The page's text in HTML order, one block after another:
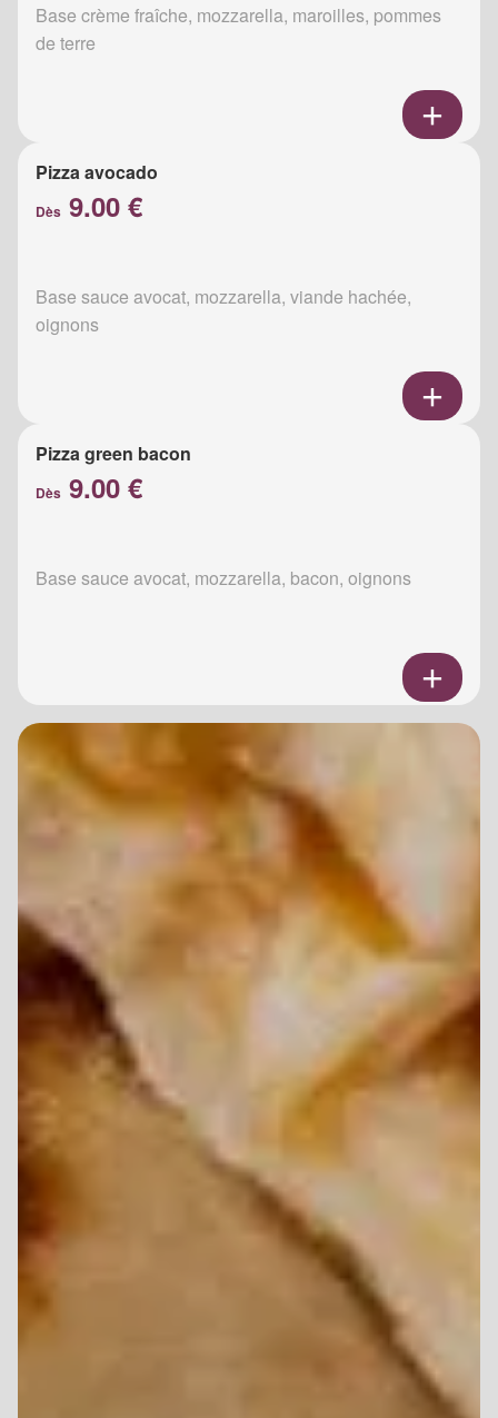
Base crème fraîche, mozzarella, maroilles, pommes
de terre
Pizza avocado
Dès 9.00 €
Base sauce avocat, mozzarella, viande hachée,
oignons
Pizza green bacon
Dès 9.00 €
Base sauce avocat, mozzarella, bacon, oignons